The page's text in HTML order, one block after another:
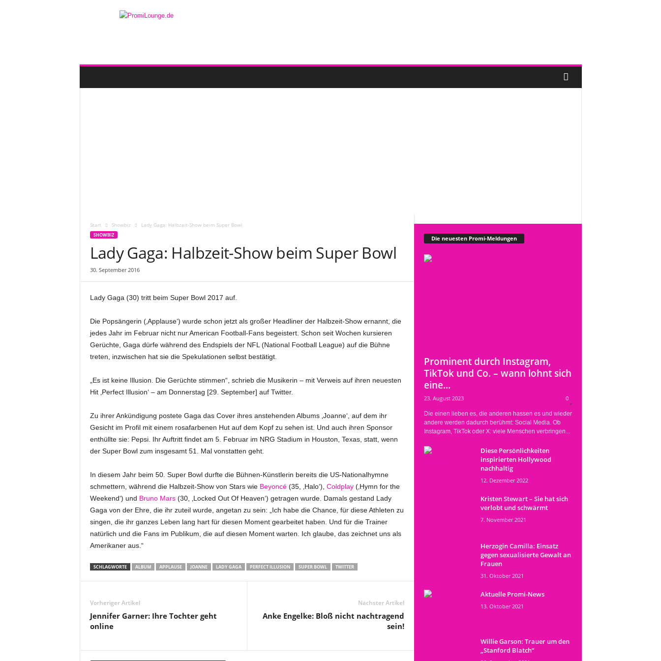
Start Showbiz Lady Gaga: Halbzeit-Show beim Super Bowl
SHOWBIZ
Lady Gaga: Halbzeit-Show beim Super Bowl
30. September 2016
Lady Gaga (30) tritt beim Super Bowl 2017 auf.
Die Popsängerin (‚Applause‘) wurde schon jetzt als großer Headliner der Halbzeit-Show ernannt, die
jedes Jahr im Februar nicht nur American Football-Fans begeistert. Schon seit Wochen kursieren
Gerüchte, Gaga dürfe während des Endspiels der NFL (National Football League) auf die Bühne
treten, inzwischen hat sie die Spekulationen selbst bestätigt.
„Es ist keine Illusion. Die Gerüchte stimmen“, schrieb die Musikerin – mit Verweis auf ihren neuesten
Hit ‚Perfect Illusion‘ – am Donnerstag [29. September] auf Twitter.
Zu ihrer Ankündigung postete Gaga das Cover ihres anstehenden Albums ‚Joanne‘, auf dem ihr
Gesicht im Profil mit einem rosafarbenen Hut auf dem Kopf zu sehen ist. Und auch ihren Sponsor
enthüllte sie: Pepsi. Ihr Auftritt findet am 5. Februar im NRG Stadium in Houston, Texas, statt, wenn
der Super Bowl zum insgesamt 51. Mal vonstatten geht.
In diesem Jahr beim 50. Super Bowl durfte die Bühnen-Künstlerin bereits die US-Nationalhymne
schmettern, während die Halbzeit-Show von Stars wie Beyoncé(35, ‚Halo‘), Coldplay(‚Hymn for the
Weekend‘) und Bruno Mars(30, ‚Locked Out Of Heaven‘) getragen wurde. Damals gestand Lady
Gaga von der Ehre, die ihr zuteil wurde, angetan zu sein: „Ich habe die Chance, für diese Athleten zu
singen, die ihr ganzes Leben lang hart für diesen Moment gearbeitet haben. Und für die Trainer
natürlich und die Fans im Publikum, die auf diesen Moment warten. Ich glaube, das zeichnet uns als
Amerikaner aus.“
SCHLAGWORTE ALBUM APPLAUSE JOANNE LADY GAGA PERFECT ILLUSION SUPER BOWL TWITTER
Vorheriger Artikel
Jennifer Garner: Ihre Tochter geht
online
Nächster Artikel
Anke Engelke: Bloß nicht nachtragend
sein!
Die neuesten Promi-Meldungen
Prominent durch Instagram,
TikTok und Co. – wann lohnt sich
eine...
23. August 2023 0
Die einen lieben es, die anderen hassen es und wieder
andere werden dadurch berühmt: Social Media. Ob
Instagram, TikTok oder X: viele Menschen verbringen...
Diese Persönlichkeiten
inspirierten Hollywood
nachhaltig
12. Dezember 2022
Kristen Stewart – Sie hat sich
verlobt und schwärmt
7. November 2021
Herzogin Camilla: Einsatz
gegen sexualisierte Gewalt an
Frauen
31. Oktober 2021
Aktuelle Promi-News
13. Oktober 2021
Willie Garson: Trauer um den
„Stanford Blatch“